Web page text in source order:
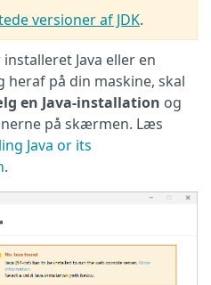
versioner af JDK.
Java eller en
heraf på din maskine, skal
en Java-installation og
på skærmen. Læs
Java or its
.